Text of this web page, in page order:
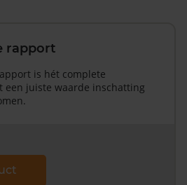
rapport
is hét complete
een juiste waarde inschatting